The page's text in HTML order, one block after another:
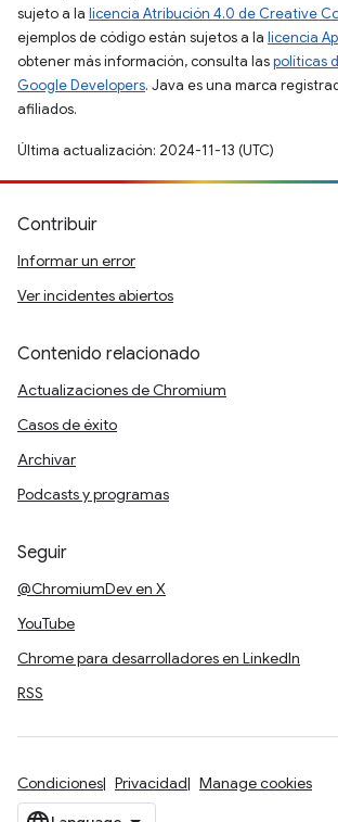
sujeto a la licencia Atribución 4.0 de Creative
ejemplos de código están sujetos a la licencia
obtener más información, consulta laspolíticas
Google Developers. Java es una marca
afiliados.
Última actualización: 2024-11-13 (UTC)
Contribuir
Informar un error
Ver incidentes abiertos
Contenido relacionado
Actualizaciones de Chromium
Casos de éxito
Archivar
Podcasts y programas
Seguir
@ChromiumDev en X
YouTube
Chrome para desarrolladores en LinkedIn
RSS
Condiciones Privacidad Manage cookies